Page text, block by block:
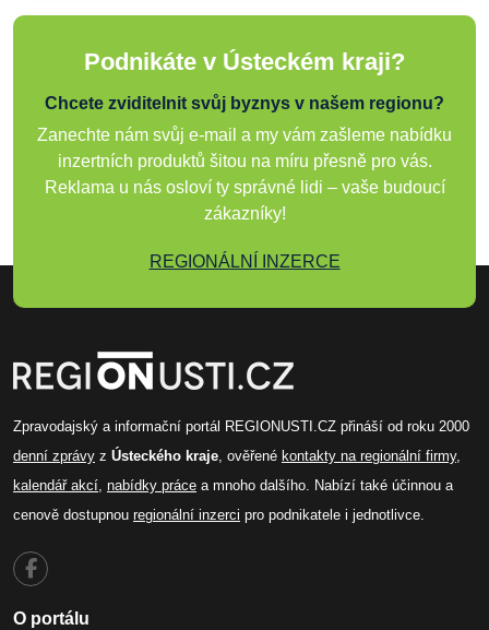
Podnikáte v Ústeckém kraji?
Chcete zviditelnit svůj byznys v našem regionu?
Zanechte nám svůj e-mail a my vám zašleme nabídku
inzertních produktů šitou na míru přesně pro vás.
Reklama u nás osloví ty správné lidi – vaše budoucí
zákazníky!
REGIONÁLNÍ INZERCE
Zpravodajský a informační portál REGIONUSTI.CZ přináší od roku 2000
denní zprávy z Ústeckého kraje, ověřené kontakty na regionální firmy,
kalendář akcí, nabídky práce a mnoho dalšího. Nabízí také účinnou a
cenově dostupnou regionální inzerci pro podnikatele i jednotlivce.
O portálu